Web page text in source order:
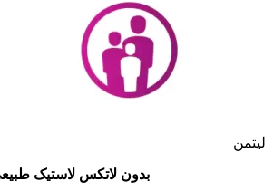
لیتمن
بدون لاتکس لاستیک